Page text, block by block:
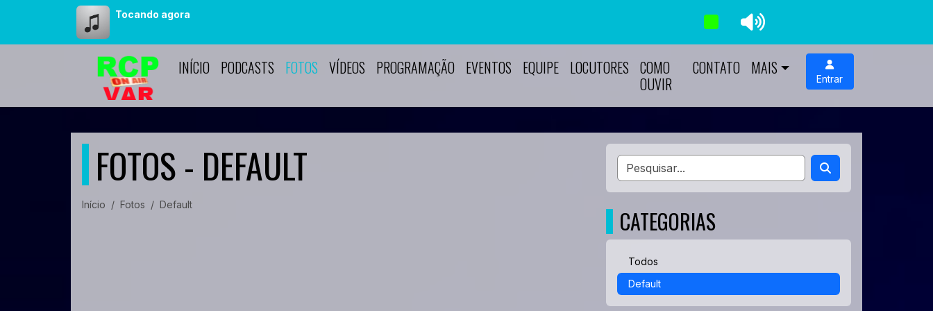
Tocando agora
INÍCIO PODCASTS FOTOS VÍDEOS PROGRAMAÇÃO EVENTOS EQUIPE LOCUTORES COMO
OUVIR
CONTATO MAIS
Entrar
FOTOS - DEFAULT
Início Fotos Default
CATEGORIAS
Todos
Default